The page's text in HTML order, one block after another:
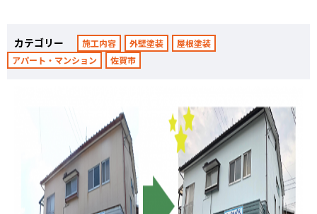
カテゴリー 施工内容 外壁塗装
屋根塗装
アパート・マンション
佐賀市